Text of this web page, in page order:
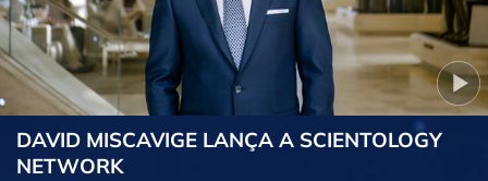
DAVID MISCAVIGE LANÇA A SCIENTOLOGY
NETWORK